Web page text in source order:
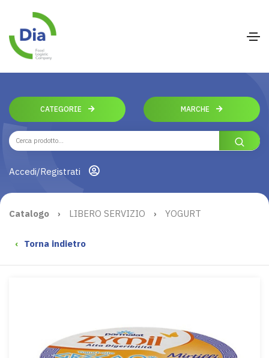
CATEGORIE MARCHE
Accedi/Registrati
Catalogo › LIBERO SERVIZIO › YOGURT
‹ Torna indietro